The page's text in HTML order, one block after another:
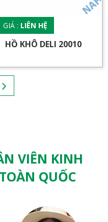
GIÁ : LIÊN HỆ
HỒ KHÔ DELI 20010
VIÊN KINH
QUỐC